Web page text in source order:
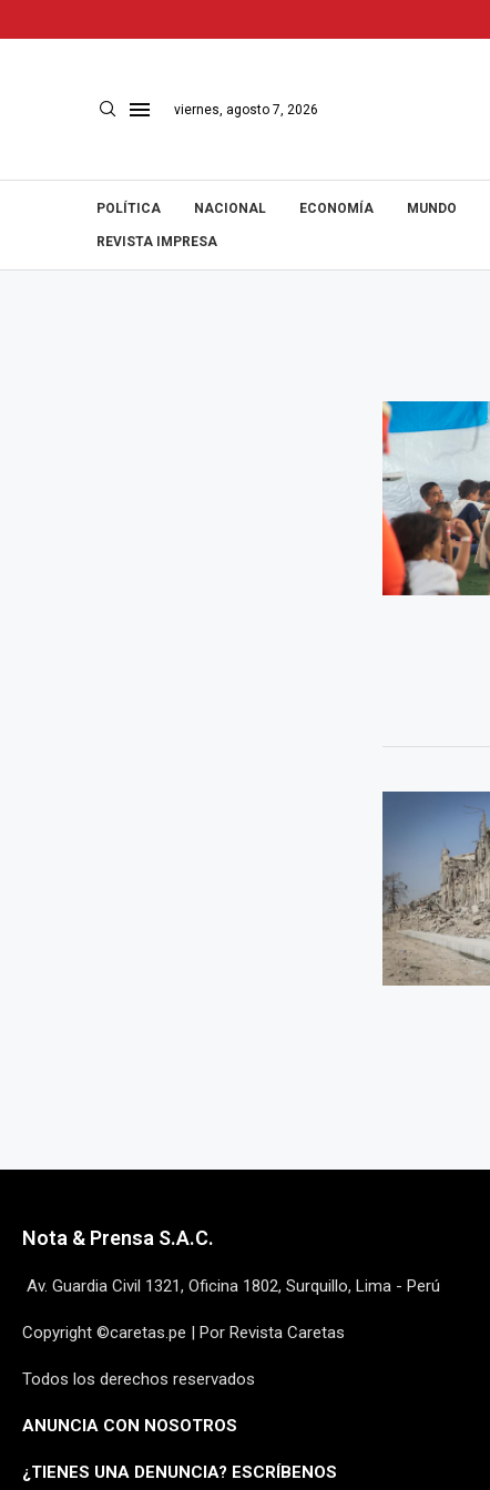
viernes, agosto 7, 2026
POLÍTICA NACIONAL ECONOMÍA MUNDO
REVISTA IMPRESA
Nota & Prensa S.A.C.
Av. Guardia Civil 1321, Oficina 1802, Surquillo, Lima - Perú
Copyright ©caretas.pe | Por Revista Caretas
Todos los derechos reservados
ANUNCIA CON NOSOTROS
¿TIENES UNA DENUNCIA? ESCRÍBENOS